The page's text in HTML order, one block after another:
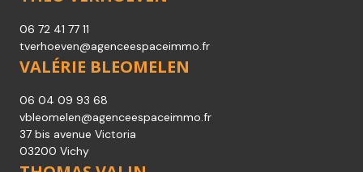
lroumeau@agenceespaceimmo.fr
37 bis avenue Victoria
03200 Vichy
PHILIPPE VALIN
06 63 19 62 42
pvalin@agenceespaceimmo.fr
37 bis avenue Victoria
03200 Vichy